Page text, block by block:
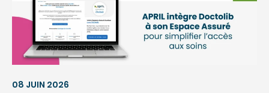
08 JUIN 2026